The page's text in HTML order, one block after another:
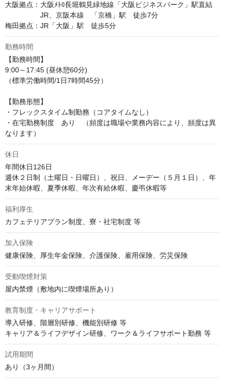
大阪拠点：大阪ﾒﾄﾛ長堀鶴見緑地線「大阪ビジネスパーク」駅直結
JR、京阪本線　「京橋」駅　徒歩7分
梅田拠点：JR「大阪」駅　徒歩5分
勤務時間
【勤務時間】
9:00～17:45 (昼休憩60分)
（標準労働時間/1日7時間45分）
【勤務形態】
・フレックスタイム制勤務（コアタイムなし）
・在宅勤務制度　あり　（頻度は職場や業務内容により、頻度は異
なります）
休日
年間休日126日
週休２日制（土曜日・日曜日）、祝日、メーデー（５月１日）、年
末年始休暇、夏季休暇、年次有給休暇、慶弔休暇等
福利厚生
カフェテリアプラン制度、寮・社宅制度 等
加入保険
健康保険、厚生年金保険、介護保険、雇用保険、労災保険
受動喫煙対策
屋内禁煙（敷地内に喫煙場所あり）
教育制度・キャリアサポート
導入研修、階層別研修、機能別研修 等
キャリア＆ライフデザイン研修、ワーク＆ライフサポート勤務 等
試用期間
あり（3ヶ月間）